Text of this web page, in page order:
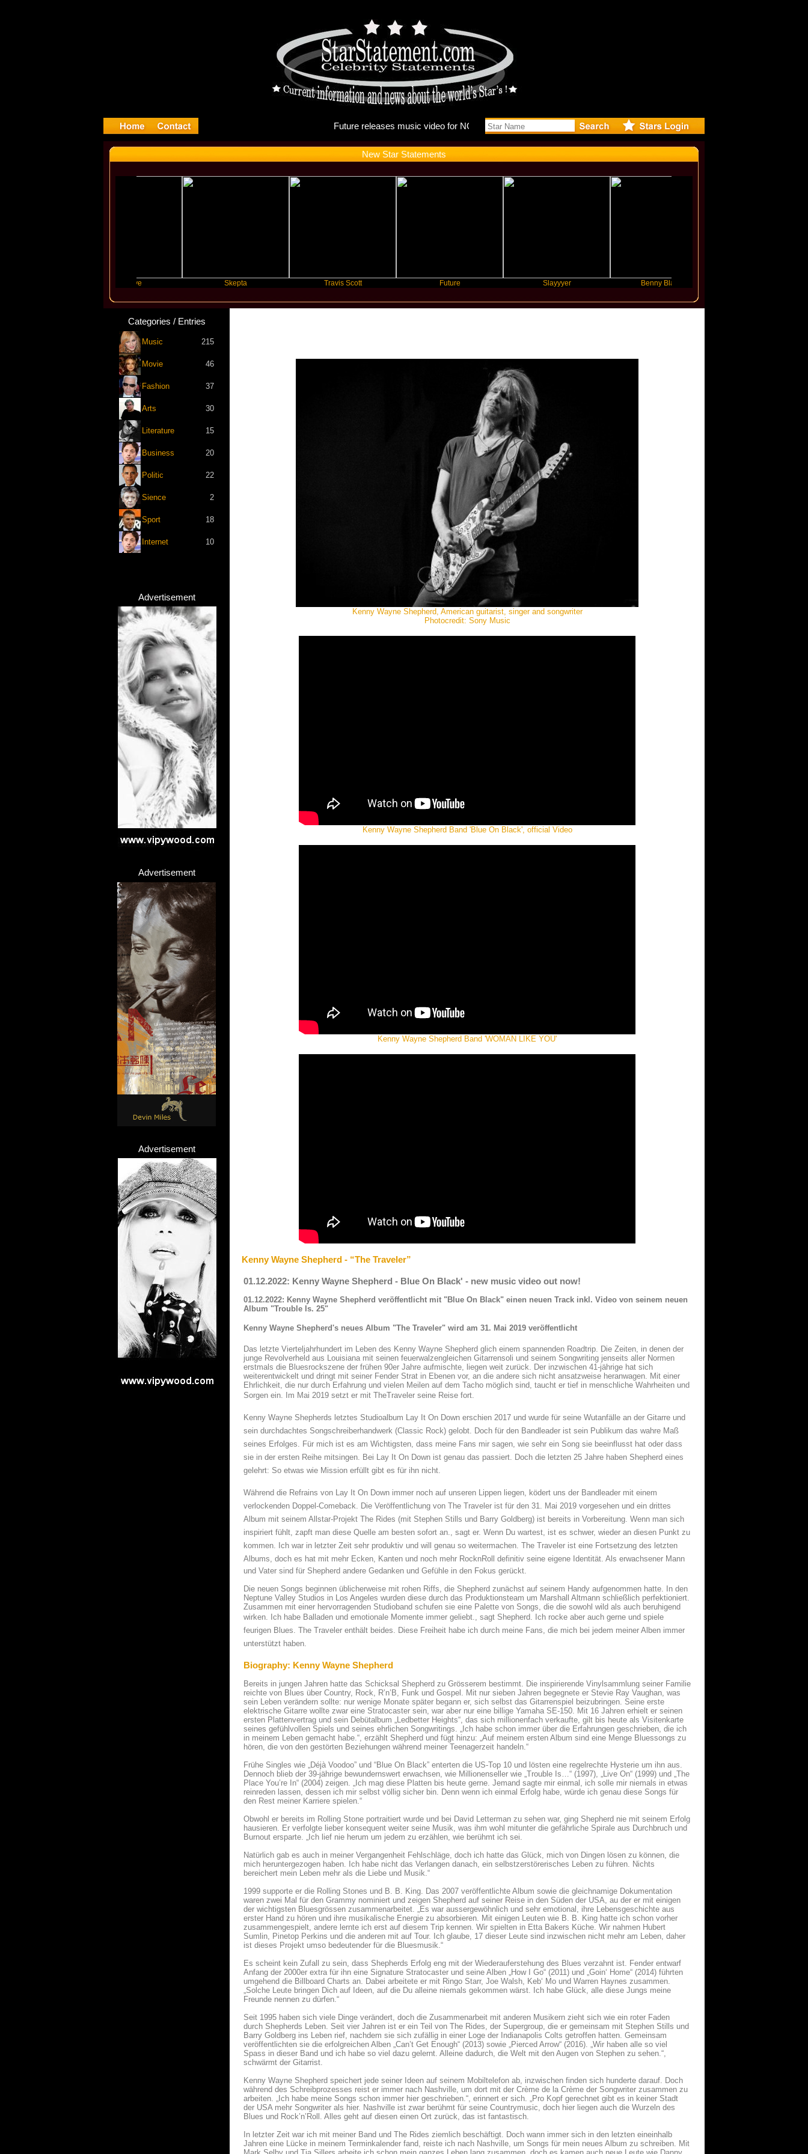
Future releases
New Star Statements
Travis Scott Slayyyer Benny Blanco
Categories / Entries
Music 215
Movie 46
Fashion 37
Arts 30
Literature 15
Business 20
Politic 22
Sience 2
Sport 18
Internet 10
Advertisement
Advertisement
Advertisement
Kenny Wayne Shepherd, American guitarist, singer and songwriter
Photocredit: Sony Music
Kenny Wayne Shepherd Band 'Blue On Black', official Video
Kenny Wayne Shepherd Band 'WOMAN LIKE YOU'
Kenny Wayne Shepherd - “The Traveler”
01.12.2022: Kenny Wayne Shepherd - Blue On Black' - new music video out now!
01.12.2022: Kenny Wayne Shepherd veröffentlicht mit "Blue On Black" einen neuen Track inkl. Video von seinem neuen
Album "Trouble Is. 25"
Kenny Wayne Shepherd's neues Album "The Traveler" wird am 31. Mai 2019 veröffentlicht
Das letzte Vierteljahrhundert im Leben des Kenny Wayne Shepherd glich einem spannenden Roadtrip. Die Zeiten, in denen der
junge Revolverheld aus Louisiana mit seinen feuerwalzengleichen Gitarrensoli und seinem Songwriting jenseits aller Normen
erstmals die Bluesrockszene der frühen 90er Jahre aufmischte, liegen weit zurück. Der inzwischen 41-jährige hat sich
weiterentwickelt und dringt mit seiner Fender Strat in Ebenen vor, an die andere sich nicht ansatzweise heranwagen. Mit einer
Ehrlichkeit, die nur durch Erfahrung und vielen Meilen auf dem Tacho möglich sind, taucht er tief in menschliche Wahrheiten und
Sorgen ein. Im Mai 2019 setzt er mit TheTraveler seine Reise fort.
Kenny Wayne Shepherds letztes Studioalbum Lay It On Down erschien 2017 und wurde für seine Wutanfälle an der Gitarre und
sein durchdachtes Songschreiberhandwerk (Classic Rock) gelobt. Doch für den Bandleader ist sein Publikum das wahre Maß
seines Erfolges. Für mich ist es am Wichtigsten, dass meine Fans mir sagen, wie sehr ein Song sie beeinflusst hat oder dass
sie in der ersten Reihe mitsingen. Bei Lay It On Down ist genau das passiert. Doch die letzten 25 Jahre haben Shepherd eines
gelehrt: So etwas wie Mission erfüllt gibt es für ihn nicht.
Während die Refrains von Lay It On Down immer noch auf unseren Lippen liegen, ködert uns der Bandleader mit einem
verlockenden Doppel-Comeback. Die Veröffentlichung von The Traveler ist für den 31. Mai 2019 vorgesehen und ein drittes
Album mit seinem Allstar-Projekt The Rides (mit Stephen Stills und Barry Goldberg) ist bereits in Vorbereitung. Wenn man sich
inspiriert fühlt, zapft man diese Quelle am besten sofort an., sagt er. Wenn Du wartest, ist es schwer, wieder an diesen Punkt zu
kommen. Ich war in letzter Zeit sehr produktiv und will genau so weitermachen. The Traveler ist eine Fortsetzung des letzten
Albums, doch es hat mit mehr Ecken, Kanten und noch mehr RocknRoll definitiv seine eigene Identität. Als erwachsener Mann
und Vater sind für Shepherd andere Gedanken und Gefühle in den Fokus gerückt.
Die neuen Songs beginnen üblicherweise mit rohen Riffs, die Shepherd zunächst auf seinem Handy aufgenommen hatte. In den
Neptune Valley Studios in Los Angeles wurden diese durch das Produktionsteam um Marshall Altmann schließlich perfektioniert.
Zusammen mit einer hervorragenden Studioband schufen sie eine Palette von Songs, die die sowohl wild als auch beruhigend
wirken. Ich habe Balladen und emotionale Momente immer geliebt., sagt Shepherd. Ich rocke aber auch gerne und spiele
feurigen Blues. The Traveler enthält beides. Diese Freiheit habe ich durch meine Fans, die mich bei jedem meiner Alben immer
unterstützt haben.
Biography: Kenny Wayne Shepherd
Bereits in jungen Jahren hatte das Schicksal Shepherd zu Grösserem bestimmt. Die inspirierende Vinylsammlung seiner Familie
reichte von Blues über Country, Rock, R’n’B, Funk und Gospel. Mit nur sieben Jahren begegnete er Stevie Ray Vaughan, was
sein Leben verändern sollte: nur wenige Monate später begann er, sich selbst das Gitarrenspiel beizubringen. Seine erste
elektrische Gitarre wollte zwar eine Stratocaster sein, war aber nur eine billige Yamaha SE-150. Mit 16 Jahren erhielt er seinen
ersten Plattenvertrag und sein Debütalbum „Ledbetter Heights“, das sich millionenfach verkaufte, gilt bis heute als Visitenkarte
seines gefühlvollen Spiels und seines ehrlichen Songwritings. „Ich habe schon immer über die Erfahrungen geschrieben, die ich
in meinem Leben gemacht habe.“, erzählt Shepherd und fügt hinzu: „Auf meinem ersten Album sind eine Menge Bluessongs zu
hören, die von den gestörten Beziehungen während meiner Teenagerzeit handeln.“
Frühe Singles wie „Déjà Voodoo” und “Blue On Black” enterten die US-Top 10 und lösten eine regelrechte Hysterie um ihn aus.
Dennoch blieb der 39-jährige bewundernswert erwachsen, wie Millionenseller wie „Trouble Is…“ (1997), „Live On“ (1999) und „The
Place You’re In“ (2004) zeigen. „Ich mag diese Platten bis heute gerne. Jemand sagte mir einmal, ich solle mir niemals in etwas
reinreden lassen, dessen ich mir selbst völlig sicher bin. Denn wenn ich einmal Erfolg habe, würde ich genau diese Songs für
den Rest meiner Karriere spielen.“
Obwohl er bereits im Rolling Stone portraitiert wurde und bei David Letterman zu sehen war, ging Shepherd nie mit seinem Erfolg
hausieren. Er verfolgte lieber konsequent weiter seine Musik, was ihm wohl mitunter die gefährliche Spirale aus Durchbruch und
Burnout ersparte. „Ich lief nie herum um jedem zu erzählen, wie berühmt ich sei.
Natürlich gab es auch in meiner Vergangenheit Fehlschläge, doch ich hatte das Glück, mich von Dingen lösen zu können, die
mich heruntergezogen haben. Ich habe nicht das Verlangen danach, ein selbstzerstörerisches Leben zu führen. Nichts
bereichert mein Leben mehr als die Liebe und Musik.“
1999 supporte er die Rolling Stones und B. B. King. Das 2007 veröffentlichte Album sowie die gleichnamige Dokumentation
waren zwei Mal für den Grammy nominiert und zeigen Shepherd auf seiner Reise in den Süden der USA, au der er mit einigen
der wichtigsten Bluesgrössen zusammenarbeitet. „Es war aussergewöhnlich und sehr emotional, ihre Lebensgeschichte aus
erster Hand zu hören und ihre musikalische Energie zu absorbieren. Mit einigen Leuten wie B. B. King hatte ich schon vorher
zusammengespielt, andere lernte ich erst auf diesem Trip kennen. Wir spielten in Etta Bakers Küche. Wir nahmen Hubert
Sumlin, Pinetop Perkins und die anderen mit auf Tour. Ich glaube, 17 dieser Leute sind inzwischen nicht mehr am Leben, daher
ist dieses Projekt umso bedeutender für die Bluesmusik.“
Es scheint kein Zufall zu sein, dass Shepherds Erfolg eng mit der Wiederauferstehung des Blues verzahnt ist. Fender entwarf
Anfang der 2000er extra für ihn eine Signature Stratocaster und seine Alben „How I Go“ (2011) und „Goin‘ Home“ (2014) führten
umgehend die Billboard Charts an. Dabei arbeitete er mit Ringo Starr, Joe Walsh, Keb‘ Mo und Warren Haynes zusammen.
„Solche Leute bringen Dich auf Ideen, auf die Du alleine niemals gekommen wärst. Ich habe Glück, alle diese Jungs meine
Freunde nennen zu dürfen.“
Seit 1995 haben sich viele Dinge verändert, doch die Zusammenarbeit mit anderen Musikern zieht sich wie ein roter Faden
durch Shepherds Leben. Seit vier Jahren ist er ein Teil von The Rides, der Supergroup, die er gemeinsam mit Stephen Stills und
Barry Goldberg ins Leben rief, nachdem sie sich zufällig in einer Loge der Indianapolis Colts getroffen hatten. Gemeinsam
veröffentlichten sie die erfolgreichen Alben „Can’t Get Enough“ (2013) sowie „Pierced Arrow“ (2016). „Wir haben alle so viel
Spass in dieser Band und ich habe so viel dazu gelernt. Alleine dadurch, die Welt mit den Augen von Stephen zu sehen.“,
schwärmt der Gitarrist.
Kenny Wayne Shepherd speichert jede seiner Ideen auf seinem Mobiltelefon ab, inzwischen finden sich hunderte darauf. Doch
während des Schreibprozesses reist er immer nach Nashville, um dort mit der Crème de la Crème der Songwriter zusammen zu
arbeiten. „Ich habe meine Songs schon immer hier geschrieben.“, erinnert er sich. „Pro Kopf gerechnet gibt es in keiner Stadt
der USA mehr Songwriter als hier. Nashville ist zwar berühmt für seine Countrymusic, doch hier liegen auch die Wurzeln des
Blues und Rock’n’Roll. Alles geht auf diesen einen Ort zurück, das ist fantastisch.
In letzter Zeit war ich mit meiner Band und The Rides ziemlich beschäftigt. Doch wann immer sich in den letzten eineinhalb
Jahren eine Lücke in meinem Terminkalender fand, reiste ich nach Nashville, um Songs für mein neues Album zu schreiben. Mit